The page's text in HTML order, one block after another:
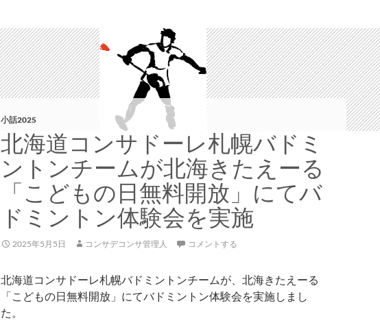
小話2025
北海道コンサドーレ札幌バドミ
ントンチームが北海きたえーる
「こどもの日無料開放」にてバ
ドミントン体験会を実施
2025年5月5日 コンサデコンサ管理人 コメントする
北海道コンサドーレ札幌バドミントンチームが、北海きたえーる
「こどもの日無料開放」にてバドミントン体験会を実施しまし
た。